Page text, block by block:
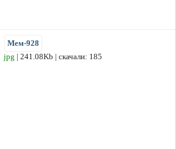
Мем-928
jpg | 241.08Kb | скачали: 185